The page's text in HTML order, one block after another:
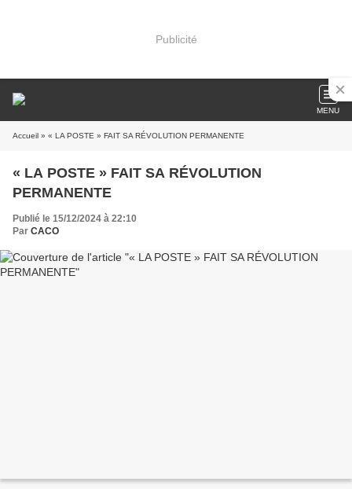
Publicité
MENU
Accueil » « LA POSTE » FAIT SA RÉVOLUTION PERMANENTE
« LA POSTE » FAIT SA RÉVOLUTION
PERMANENTE
Publié le 15/12/2024 à 22:10
Par CACO